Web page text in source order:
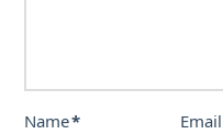
Name*